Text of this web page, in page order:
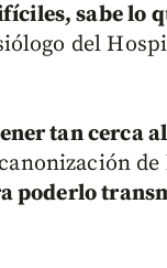
sabe lo
del
tan cerca
poderlo